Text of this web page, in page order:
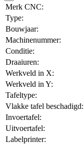
Merk CNC:
Type:
Bouwjaar:
Machinenummer:
Conditie:
Draaiuren:
Werkveld in X:
Werkveld in Y:
Tafeltype:
Vlakke tafel beschadigd:
Invoertafel:
Uitvoertafel:
Labelprinter: